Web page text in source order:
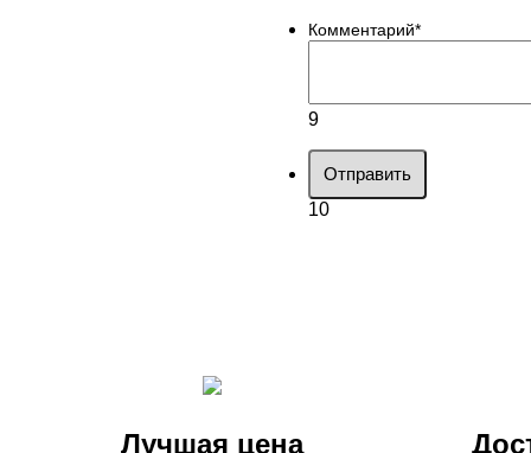
Комментарий*
9
Отправить
10
Лучшая цена